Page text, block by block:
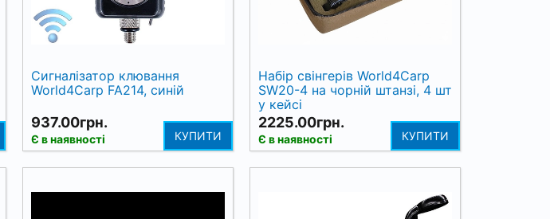
Сигналізатор клювання
World4Carp FA214, синій
937.00грн.
Є в наявності КУПИТИ
Набір свінгерів World4Carp
SW20-4 на чорній штанзі, 4 шт
у кейсі
2225.00грн.
Є в наявності КУПИТИ